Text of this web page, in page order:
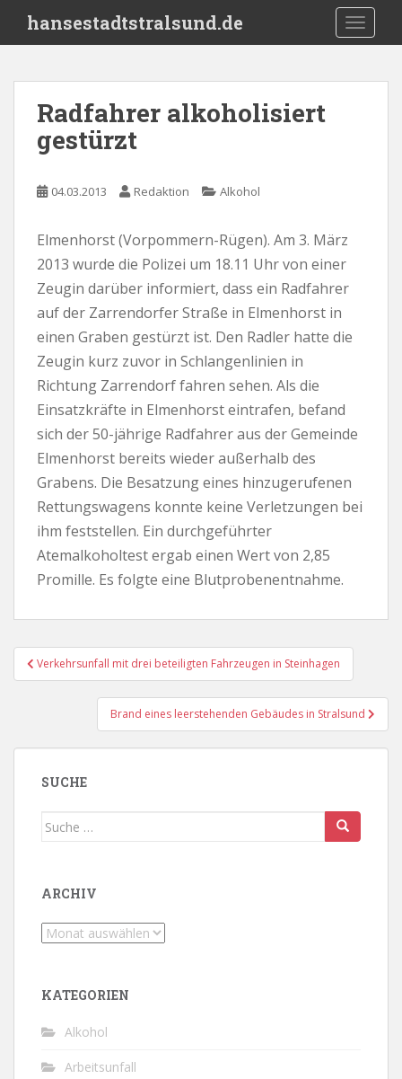
i
hansestadtstralsund.de
Radfahrer alkoholisiert
gestürzt
04.03.2013 Redaktion Alkohol
Elmenhorst (Vorpommern-Rügen). Am 3. März
2013 wurde die Polizei um 18.11 Uhr von einer
Zeugin darüber informiert, dass ein Radfahrer
auf der Zarrendorfer Straße in Elmenhorst in
einen Graben gestürzt ist. Den Radler hatte die
Zeugin kurz zuvor in Schlangenlinien in
Richtung Zarrendorf fahren sehen. Als die
Einsatzkräfte in Elmenhorst eintrafen, befand
sich der 50-jährige Radfahrer aus der Gemeinde
Elmenhorst bereits wieder außerhalb des
Grabens. Die Besatzung eines hinzugerufenen
Rettungswagens konnte keine Verletzungen bei
ihm feststellen. Ein durchgeführter
Atemalkoholtest ergab einen Wert von 2,85
Promille. Es folgte eine Blutprobenentnahme.
Beitragsnavigation
Verkehrsunfall mit drei beteiligten Fahrzeugen in Steinhagen
Brand eines leerstehenden Gebäudes in Stralsund
SUCHE
Suche
ARCHIV
Archiv
KATEGORIEN
Alkohol
Arbeitsunfall